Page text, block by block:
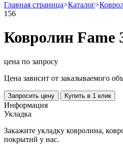
Главная страница>Каталог>
156
Ковролин Fame
цена по запросу
Цена зависит от заказываемого
Запросить цену Купить в 1 клик
Информация
Укладка
Закажите укладку ковролина,
покрытий у нас.